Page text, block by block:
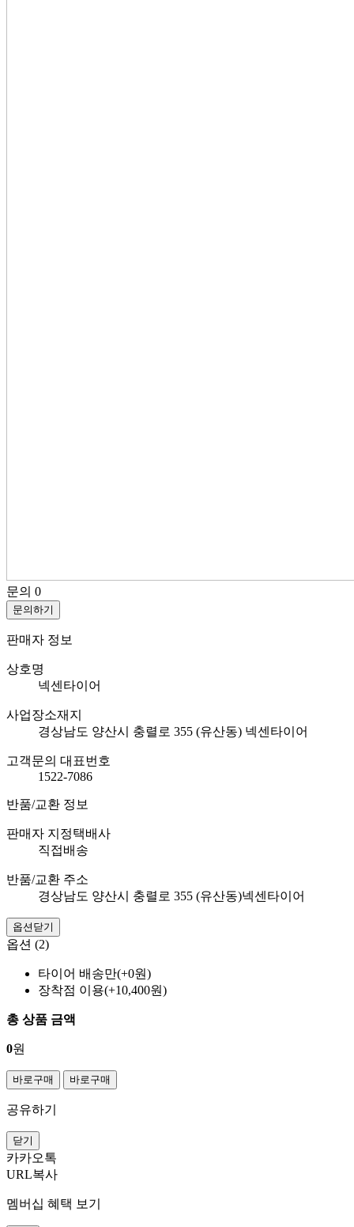
문의 0
문의하기
판매자 정보
상호명
넥센타이어
사업장소재지
경상남도 양산시 충렬로 355 (유산동) 넥센타이어
고객문의 대표번호
1522-7086
반품/교환 정보
판매자 지정택배사
직접배송
반품/교환 주소
경상남도 양산시 충렬로 355 (유산동)넥센타이어
옵션닫기
옵션 (2)
타이어 배송만(+0원)
장착점 이용(+10,400원)
총 상품 금액
0원
바로구매 바로구매
공유하기
닫기
카카오톡
URL복사
멤버십 혜택 보기